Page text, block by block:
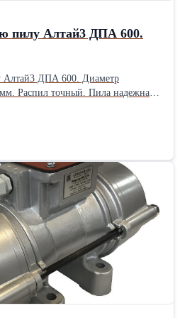
пилу Алтай3 ДПА 600.
Алтай3 ДПА 600. Диаметр
Распил точный. Пила надежная,
познаний. Длина рельс
бревна 8метров.
бревна. Усилены кожухи
порчи победитовых
уместен. В дополнение
руб. Запасной